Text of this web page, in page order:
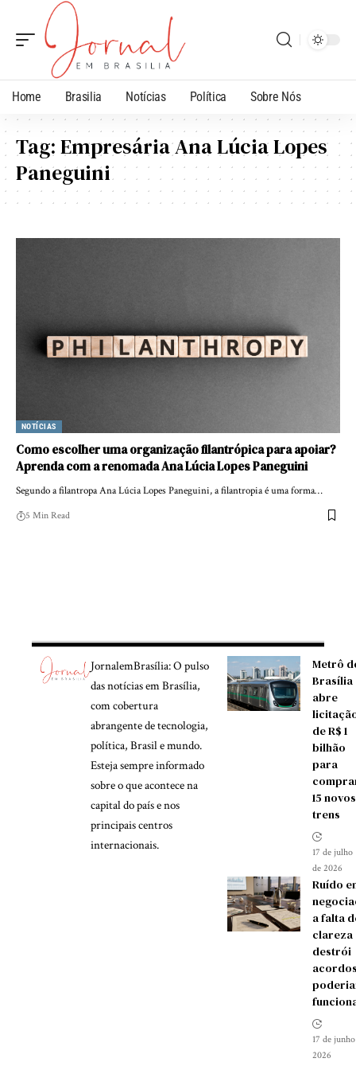
Home Brasilia Notícias Política Sobre Nós
Tag:Empresária Ana Lúcia Lopes
Paneguini
NOTÍCIAS
Como escolher uma organização filantrópica para apoiar?
Aprenda com a renomada Ana Lúcia Lopes Paneguini
Segundo a filantropa Ana Lúcia Lopes Paneguini, a filantropia é uma forma…
5 Min Read
JornalemBrasília: O pulso
das notícias em Brasília,
com cobertura
abrangente de tecnologia,
política, Brasil e mundo.
Esteja sempre informado
sobre o que acontece na
capital do país e nos
principais centros
internacionais.
Metrô
Brasília
abre
de R$ 1
bilhão
para
15 novos
trens
17 de julho
de 2026
Ruído
a falta
clareza
destrói
17 de
2026